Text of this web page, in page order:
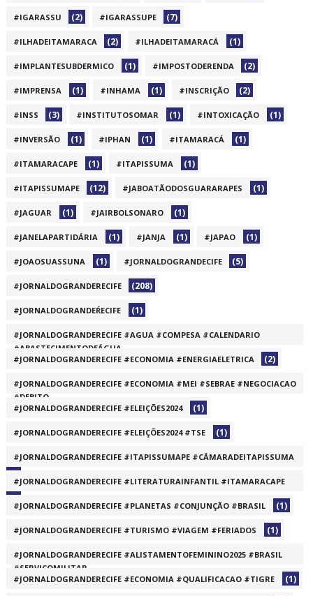
#IGARASSU (2) #IGARASSUPE (7)
#ILHADEITAMARACA (2) #ILHADEITAMARACÁ (1)
#IMPLANTESUBDERMICO (1) #IMPOSTODERENDA (2)
#IMPRENSA (1) #INHAMA (1) #INSCRIÇÃO (2)
#INSS (3) #INSTITUTOSOMAR (1) #INTOXICAÇÃO (1)
#INVERSÃO (1) #IPHAN (1) #ITAMARACÁ (1)
#ITAMARACAPE (1) #ITAPISSUMA (1)
#ITAPISSUMAPE (12) #JABOATÃODOSGUARARAPES (1)
#JAGUAR (1) #JAIRBOLSONARO (1)
#JANELAPARTIDÁRIA (1) #JANJA (1) #JAPAO (1)
#JOAOSUASSUNA (1) #JORNALDOGRANDECIFE (5)
#JORNALDOGRANDERECIFE (208)
#JORNALDOGRANDEŔECIFE (1)
#JORNALDOGRANDERECIFE #AGUA #COMPESA #CALENDARIO
#ABASTECIMENTODEÁGUA
(1)
#JORNALDOGRANDERECIFE #ECONOMIA #ENERGIAELETRICA (2)
#JORNALDOGRANDERECIFE #ECONOMIA #MEI #SEBRAE #NEGOCIACAO
#DEBITO
(1)
#JORNALDOGRANDERECIFE #ELEIÇÕES2024 (1)
#JORNALDOGRANDERECIFE #ELEIÇÕES2024 #TSE (1)
#JORNALDOGRANDERECIFE #ITAPISSUMAPE #CÂMARADEITAPISSUMA
(1)
#JORNALDOGRANDERECIFE #LITERATURAINFANTIL #ITAMARACAPE
(1)
#JORNALDOGRANDERECIFE #PLANETAS #CONJUNÇÃO #BRASIL (1)
#JORNALDOGRANDERECIFE #TURISMO #VIAGEM #FERIADOS (1)
#JORNALDOGRANDERECIFE #ALISTAMENTOFEMININO2025 #BRASIL
#SERVIÇOMILITAR
(1)
#JORNALDOGRANDERECIFE #ECONOMIA #QUALIFICACAO #TIGRE (1)